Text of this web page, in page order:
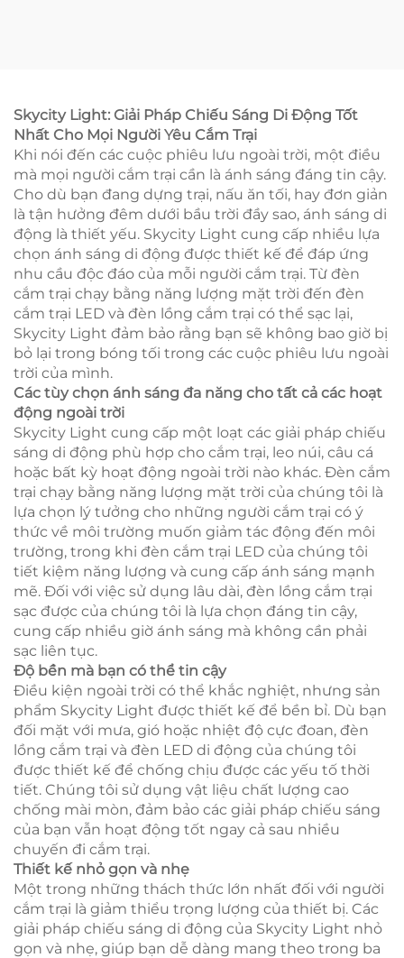
Skycity Light: Giải Pháp Chiếu Sáng Di Động Tốt
Nhất Cho Mọi Người Yêu Cắm Trại
Khi nói đến các cuộc phiêu lưu ngoài trời, một điều
mà mọi người cắm trại cần là ánh sáng đáng tin cậy.
Cho dù bạn đang dựng trại, nấu ăn tối, hay đơn giản
là tận hưởng đêm dưới bầu trời đầy sao, ánh sáng di
động là thiết yếu. Skycity Light cung cấp nhiều lựa
chọn ánh sáng di động được thiết kế để đáp ứng
nhu cầu độc đáo của mỗi người cắm trại. Từ đèn
cắm trại chạy bằng năng lượng mặt trời đến đèn
cắm trại LED và đèn lồng cắm trại có thể sạc lại,
Skycity Light đảm bảo rằng bạn sẽ không bao giờ bị
bỏ lại trong bóng tối trong các cuộc phiêu lưu ngoài
trời của mình.
Các tùy chọn ánh sáng đa năng cho tất cả các hoạt
động ngoài trời
Skycity Light cung cấp một loạt các giải pháp chiếu
sáng di động phù hợp cho cắm trại, leo núi, câu cá
hoặc bất kỳ hoạt động ngoài trời nào khác. Đèn cắm
trại chạy bằng năng lượng mặt trời của chúng tôi là
lựa chọn lý tưởng cho những người cắm trại có ý
thức về môi trường muốn giảm tác động đến môi
trường, trong khi đèn cắm trại LED của chúng tôi
tiết kiệm năng lượng và cung cấp ánh sáng mạnh
mẽ. Đối với việc sử dụng lâu dài, đèn lồng cắm trại
sạc được của chúng tôi là lựa chọn đáng tin cậy,
cung cấp nhiều giờ ánh sáng mà không cần phải
sạc liên tục.
Độ bền mà bạn có thể tin cậy
Điều kiện ngoài trời có thể khắc nghiệt, nhưng sản
phẩm Skycity Light được thiết kế để bền bỉ. Dù bạn
đối mặt với mưa, gió hoặc nhiệt độ cực đoan, đèn
lồng cắm trại và đèn LED di động của chúng tôi
được thiết kế để chống chịu được các yếu tố thời
tiết. Chúng tôi sử dụng vật liệu chất lượng cao
chống mài mòn, đảm bảo các giải pháp chiếu sáng
của bạn vẫn hoạt động tốt ngay cả sau nhiều
chuyến đi cắm trại.
Thiết kế nhỏ gọn và nhẹ
Một trong những thách thức lớn nhất đối với người
cắm trại là giảm thiểu trọng lượng của thiết bị. Các
giải pháp chiếu sáng di động của Skycity Light nhỏ
gọn và nhẹ, giúp bạn dễ dàng mang theo trong ba